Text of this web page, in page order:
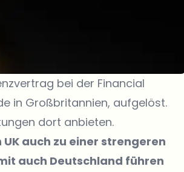
bei der Financial
in Großbritannien, aufgelöst.
dort anbieten.
auch zu einer strengeren
auch Deutschland führen